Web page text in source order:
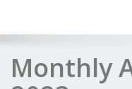
Monthly